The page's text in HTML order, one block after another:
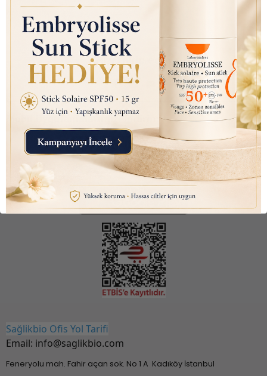
Bizi takip edin
Mobil Uygulamalarımızı İndirin:
Sağlikbio Ofis Yol Tarifi
Email: info@saglikbio.com
Feneryolu mah. Fahir açan sok. No 1 A Kadıköy İstanbul